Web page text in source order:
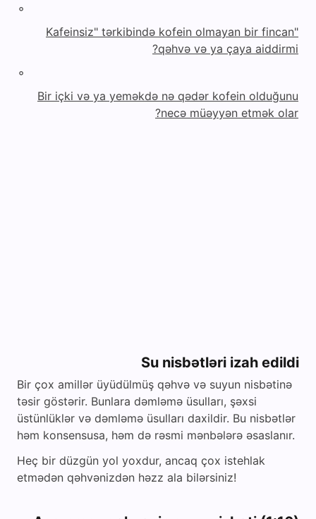
◦
"Kafeinsiz" tərkibində kofein olmayan bir fincan
qəhvə və ya çaya aiddirmi?
◦
Bir içki və ya yeməkdə nə qədər kofein olduğunu
necə müəyyən etmək olar?
Su nisbətləri izah edildi
Bir çox amillər üyüdülmüş qəhvə və suyun nisbətinə
təsir göstərir. Bunlara dəmləmə üsulları, şəxsi
üstünlüklər və dəmləmə üsulları daxildir. Bu nisbətlər
həm konsensusa, həm də rəsmi mənbələrə əsaslanır.
Heç bir düzgün yol yoxdur, ancaq çox istehlak
etmədən qəhvənizdən həzz ala bilərsiniz!